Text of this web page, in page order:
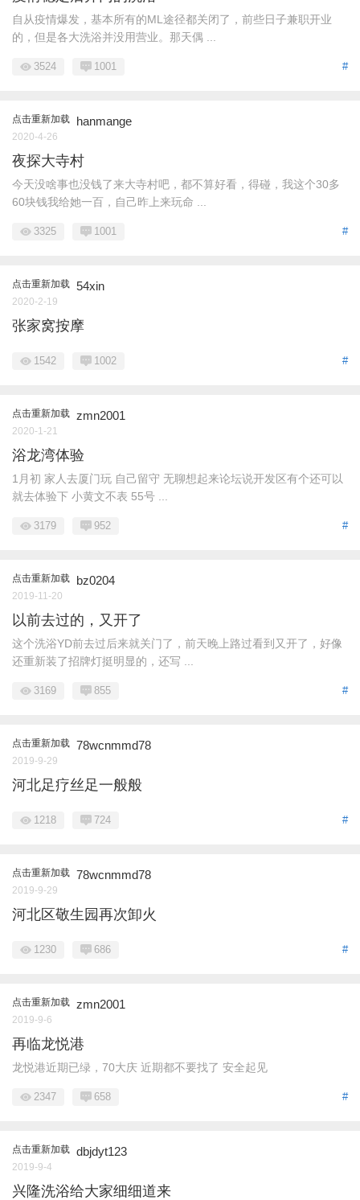
自从疫情爆发，基本所有的ML途径都关闭了，前些日子兼职开业
的，但是各大洗浴并没用营业。那天偶 ...
#
3524 1001
点击重新加载 hanmange
2020-4-26
夜探大寺村
今天没啥事也没钱了来大寺村吧，都不算好看，得碰，我这个30多
60块钱我给她一百，自己昨上来玩命 ...
#
3325 1001
点击重新加载 54xin
2020-2-19
张家窝按摩
#
1542 1002
点击重新加载 zmn2001
2020-1-21
浴龙湾体验
1月初 家人去厦门玩 自己留守 无聊想起来论坛说开发区有个还可以
就去体验下 小黄文不表 55号 ...
#
3179 952
点击重新加载 bz0204
2019-11-20
以前去过的，又开了
这个洗浴YD前去过后来就关门了，前天晚上路过看到又开了，好像
还重新装了招牌灯挺明显的，还写 ...
#
3169 855
点击重新加载 78wcnmmd78
2019-9-29
河北足疗丝足一般般
#
1218 724
点击重新加载 78wcnmmd78
2019-9-29
河北区敬生园再次卸火
#
1230 686
点击重新加载 zmn2001
2019-9-6
再临龙悦港
龙悦港近期已绿，70大庆 近期都不要找了 安全起见
#
2347 658
点击重新加载 dbjdyt123
2019-9-4
兴隆洗浴给大家细细道来